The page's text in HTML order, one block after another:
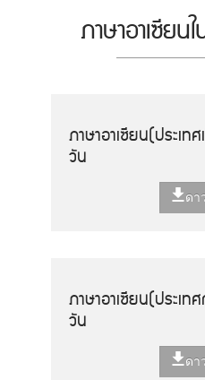
ภาษาอาเซียน
ภาษาอาเซียน(ประเท
วัน
ดา
ภาษาอาเซียน(ประเท
วัน
ดา